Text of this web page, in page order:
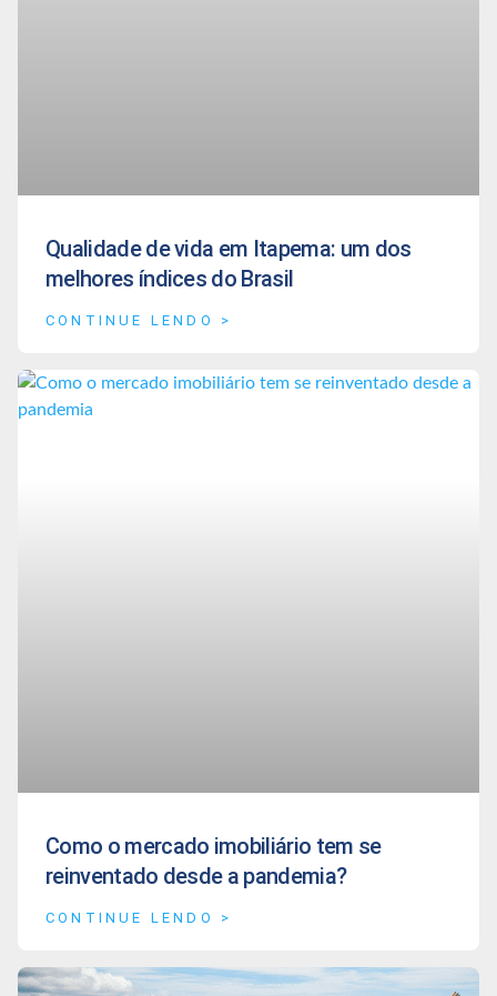
Qualidade de vida em Itapema: um dos
melhores índices do Brasil
CONTINUE LENDO >
Como o mercado imobiliário tem se
reinventado desde a pandemia?
CONTINUE LENDO >